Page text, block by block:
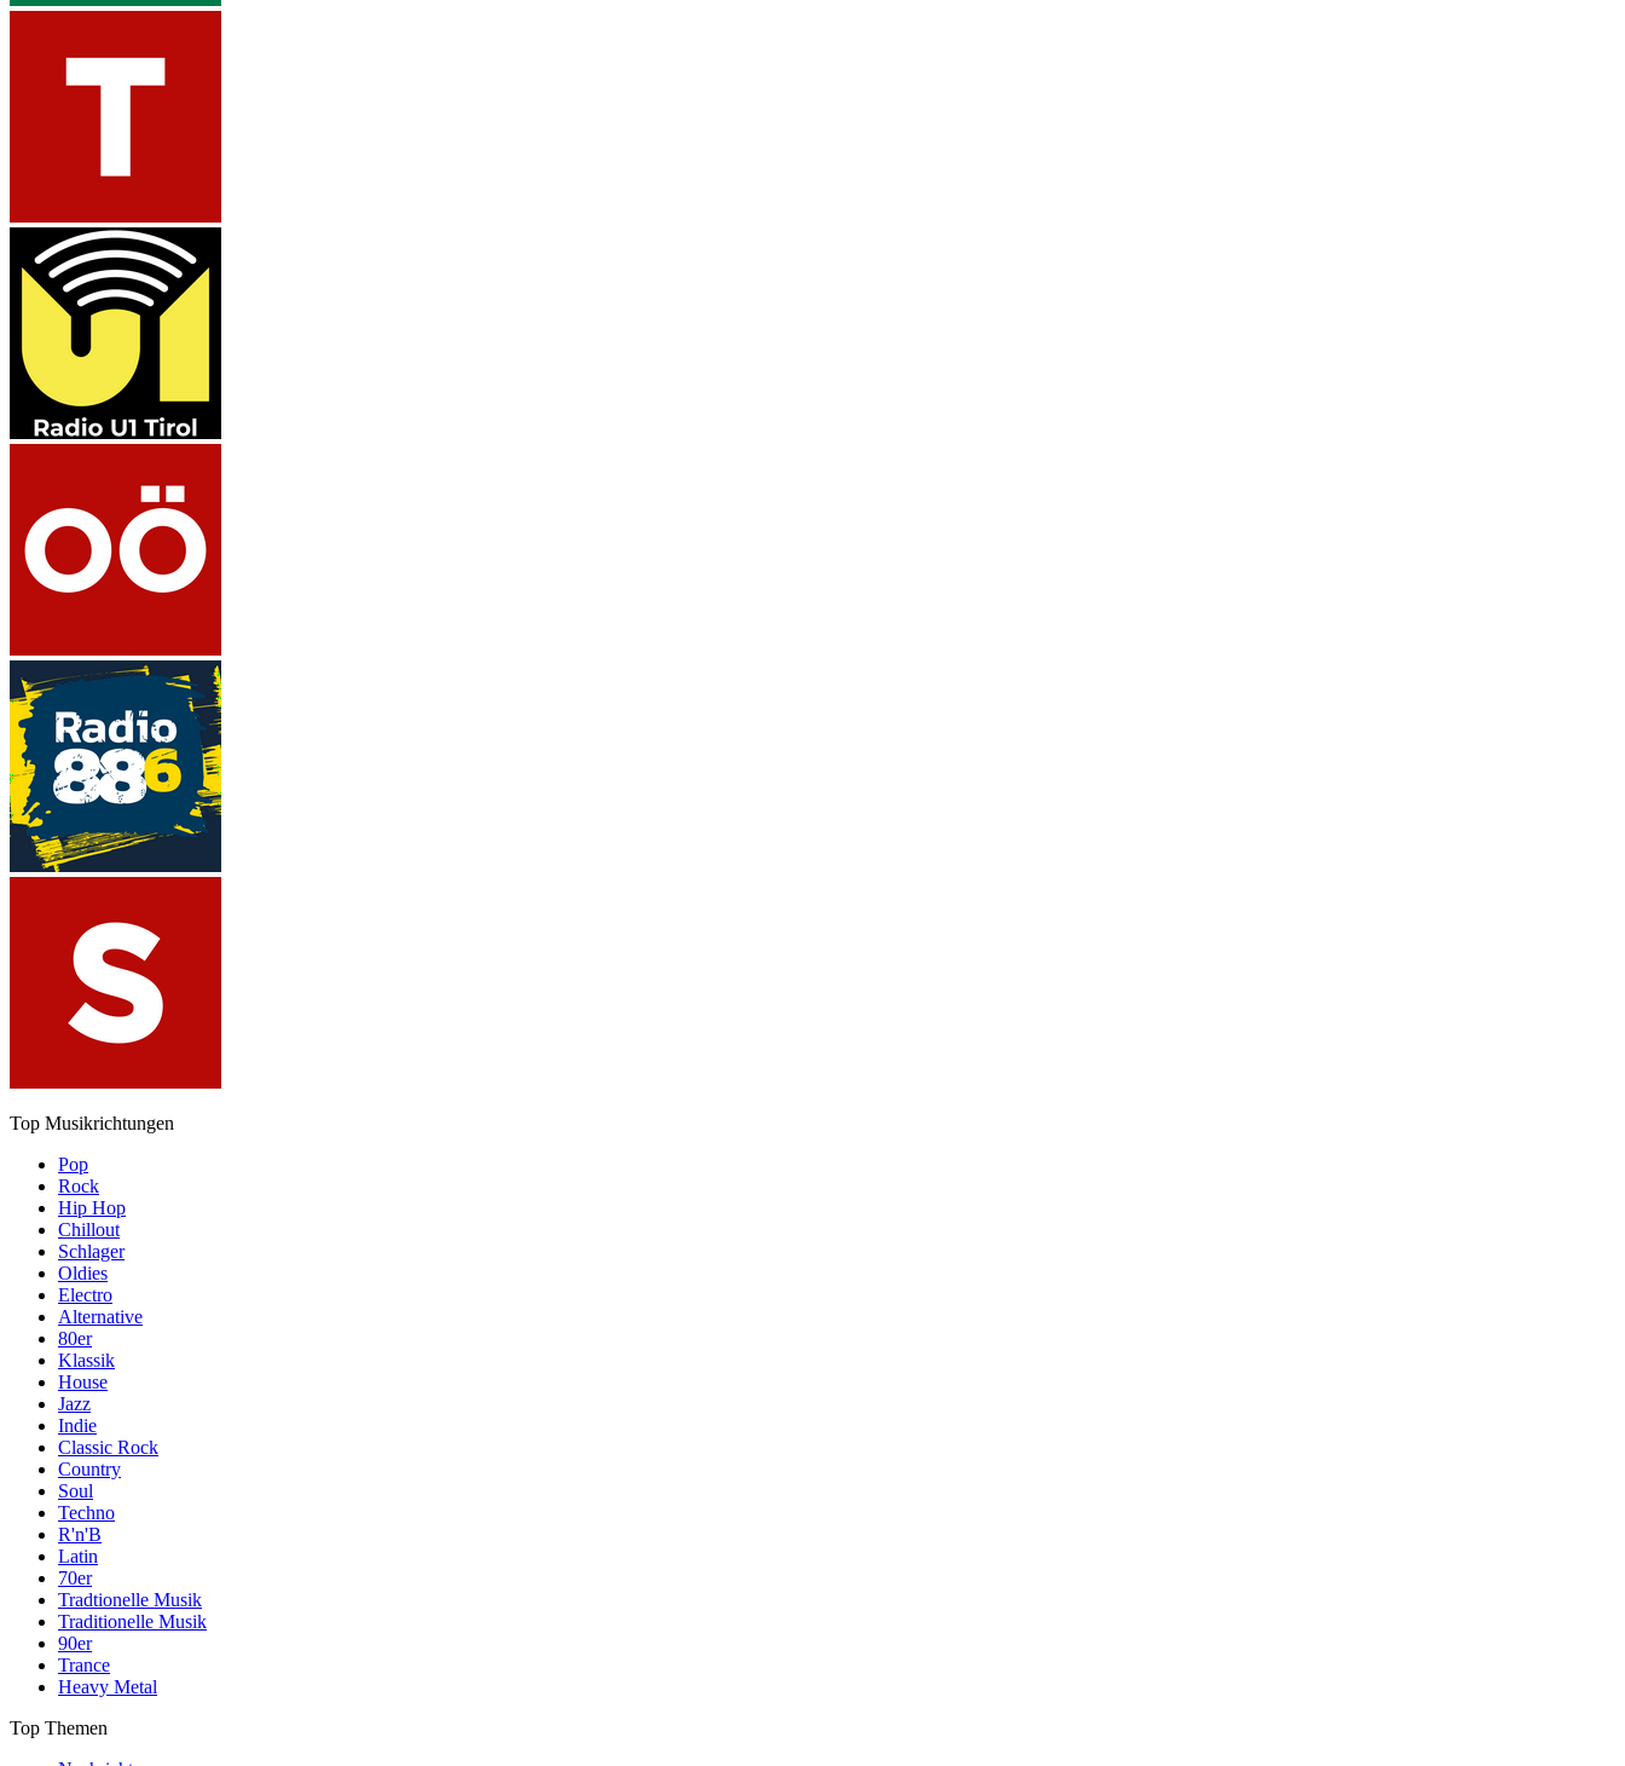
Top Musikrichtungen
Pop
Rock
Hip Hop
Chillout
Schlager
Oldies
Electro
Alternative
80er
Klassik
House
Jazz
Indie
Classic Rock
Country
Soul
Techno
R'n'B
Latin
70er
Tradtionelle Musik
Traditionelle Musik
90er
Trance
Heavy Metal
Top Themen